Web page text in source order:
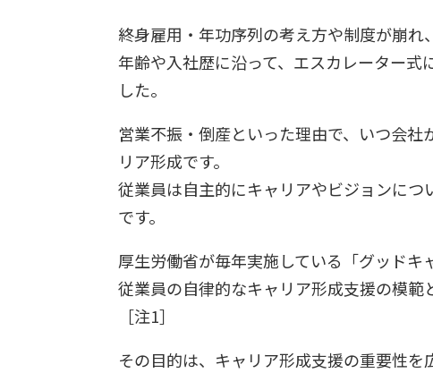
終身雇用・年功序列の考え方や制度が崩れ
年齢や入社歴に沿って、エスカレーター
した。
営業不振・倒産といった理由で、いつ会
リア形成です。
従業員は自主的にキャリアやビジョンに
です。
厚生労働省が毎年実施している「グッドキ
従業員の自律的なキャリア形成支援の模範
［注1］
その目的は、キャリア形成支援の重要性を